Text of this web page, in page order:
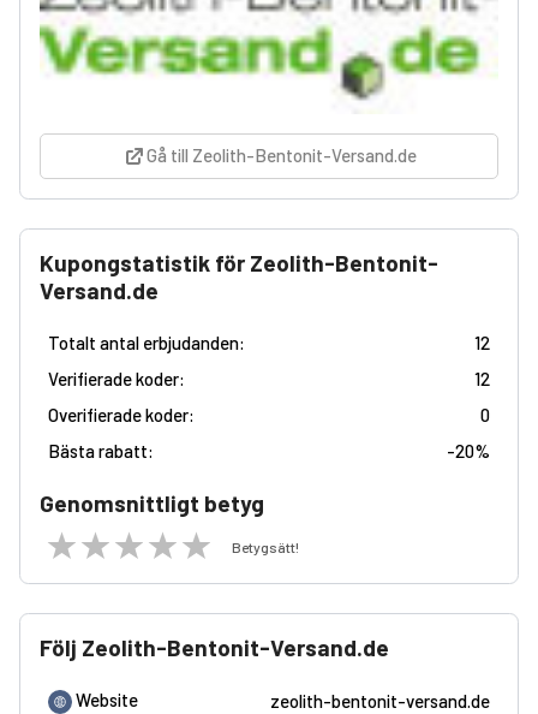
Gå till Zeolith-Bentonit-Versand.de
Kupongstatistik för Zeolith-Bentonit-
Versand.de
Totalt antal erbjudanden:
12
Verifierade koder:
12
Overifierade koder:
0
Bästa rabatt:
-20%
Genomsnittligt betyg
Betygsätt!
Följ Zeolith-Bentonit-Versand.de
Website
zeolith-bentonit-versand.de